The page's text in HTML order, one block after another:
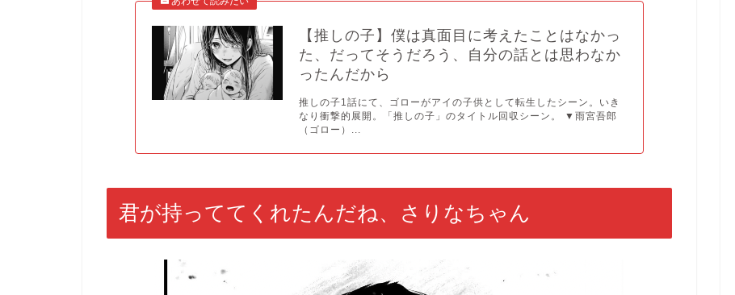
【推しの子】僕は真面目に考えたことはなかっ
た、だってそうだろう、自分の話とは思わなか
ったんだから
推しの子1話にて、ゴローがアイの子供として転生したシーン。いき
なり衝撃的展開。「推しの子」のタイトル回収シーン。 ▼雨宮吾郎
（ゴロー）...
君が持っててくれたんだね、さりなちゃん